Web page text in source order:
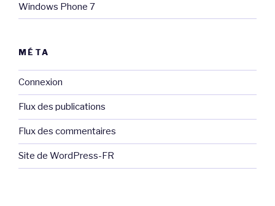
Windows Phone 7
MÉTA
Connexion
Flux des publications
Flux des commentaires
Site de WordPress-FR